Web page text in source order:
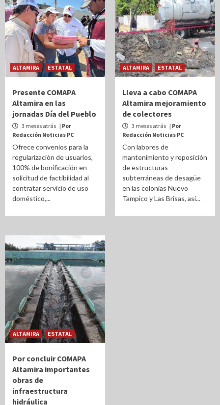
ALTAMIRA ESTATAL
Presente COMAPA
Altamira en las
jornadas Día del Pueblo
3 meses atrás | Por
Redacción Noticias PC
Ofrece convenios para la
regularización de usuarios,
100% de bonificación en
solicitud de factibilidad al
contratar servicio de uso
doméstico,...
ALTAMIRA ESTATAL
Lleva a cabo COMAPA
Altamira mejoramiento
de colectores
3 meses atrás | Por
Redacción Noticias PC
Con labores de
mantenimiento y reposición
de estructuras
subterráneas de desagüe
en las colonias Nuevo
Tampico y Las Brisas, así...
ALTAMIRA ESTATAL
Por concluir COMAPA
Altamira importantes
obras de
infraestructura
hidráulica